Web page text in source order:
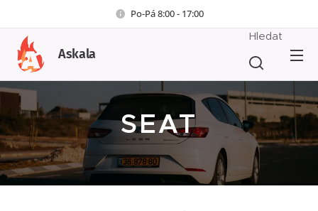
Po-Pá 8:00 - 17:00
Askala
Hledat
SEAT